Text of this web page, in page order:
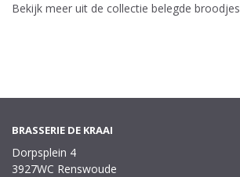
Bekijk meer uit de collectie belegde broodjes
BRASSERIE DE KRAAI
Dorpsplein 4
3927WC Renswoude